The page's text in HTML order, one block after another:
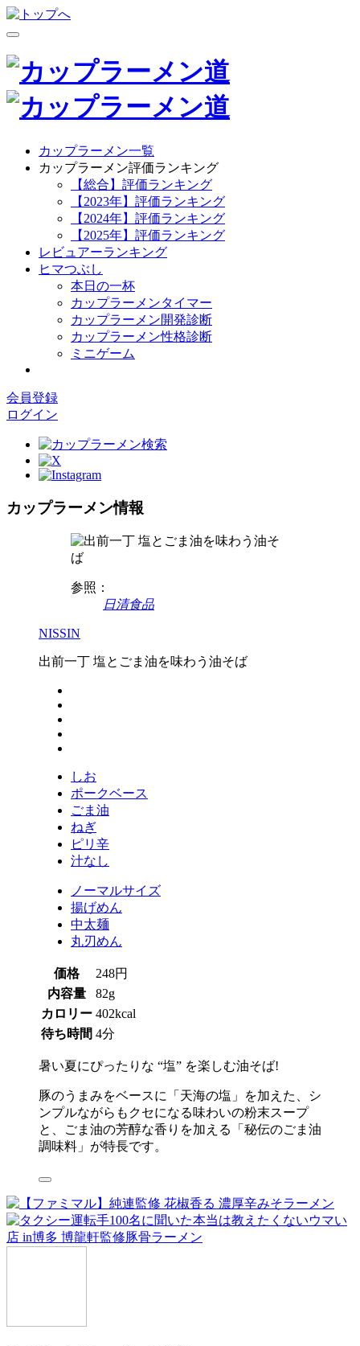
カップラーメン一覧
カップラーメン評価ランキング
【総合】評価ランキング
【2023年】評価ランキング
【2024年】評価ランキング
【2025年】評価ランキング
レビュアーランキング
ヒマつぶし
本日の一杯
カップラーメンタイマー
カップラーメン開発診断
カップラーメン性格診断
ミニゲーム
会員登録
ログイン
カップラーメン情報
参照：
日清食品
NISSIN
出前一丁 塩とごま油を味わう油そば
しお
ポークベース
ごま油
ねぎ
ピリ辛
汁なし
ノーマルサイズ
揚げめん
中太麺
丸刃めん
価格
248円
内容量
82g
カロリー 402kcal
待ち時間 4分
暑い夏にぴったりな “塩” を楽しむ油そば!
豚のうまみをベースに「天海の塩」を加えた、シ
ンプルながらもクセになる味わいの粉末スープ
と、ごま油の芳醇な香りを加える「秘伝のごま油
調味料」が特長です。